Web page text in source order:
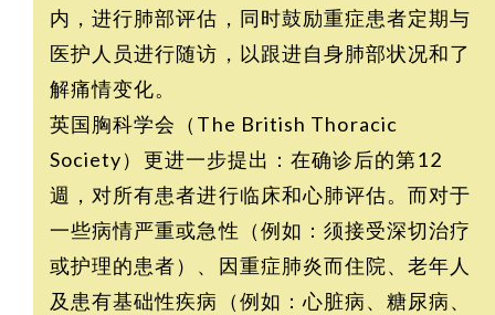
内，进行肺部评估，同时鼓励重症患者定期与
医护人员进行随访，以跟进自身肺部状况和了
解痛情变化。
英国胸科学会（The British Thoracic
Society）更进一步提出：在确诊后的第12
週，对所有患者进行临床和心肺评估。而对于
一些病情严重或急性（例如：须接受深切治疗
或护理的患者）、因重症肺炎而住院、老年人
及患有基础性疾病（例如：心脏病、糖尿病、